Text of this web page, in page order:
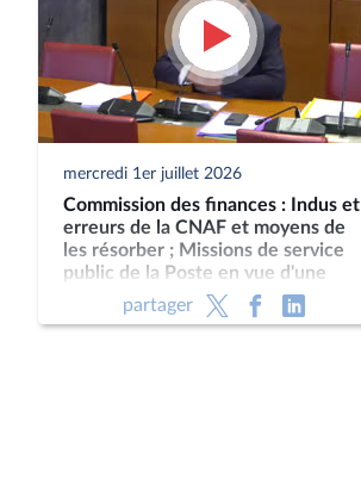
mercredi 1er juillet 2026
Commission des finances : Indus et
erreurs de la CNAF et moyens de
les résorber ; Missions de service
public de la Poste en vue d'une
nouvelle loi postale
partager